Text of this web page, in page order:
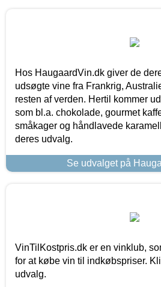
Hos HaugaardVin.dk giver de
udsøgte vine fra Frankrig,
resten af verden. Hertil kommer
som bl.a. chokolade, gourmet
småkager og håndlavede
deres udvalg.
Se udvalget på
VinTilKostpris.dk er en vinklub,
for at købe vin til indkøbspriser.
udvalg.